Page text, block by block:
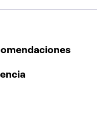
del Louvre
Medina Azahara